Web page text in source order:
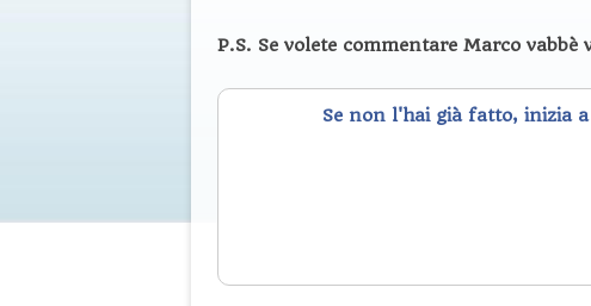
P.S. Se volete commentare Marco
Se non l'hai già fatto, inizia